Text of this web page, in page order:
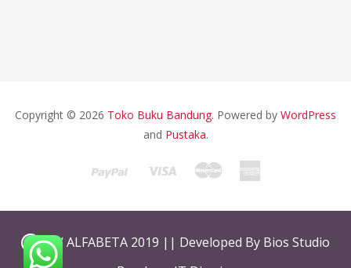
Copyright © 2026 Toko Buku Bandung. Powered by WordPress
and Pustaka.
CV ALFABETA 2019 || Developed By Bios Studio